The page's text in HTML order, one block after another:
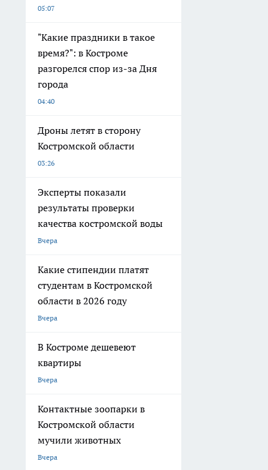
05:07
"Какие праздники в такое
время?": в Костроме
разгорелся спор из-за Дня
города
04:40
Дроны летят в сторону
Костромской области
03:26
Эксперты показали
результаты проверки
качества костромской воды
Вчера
Какие стипендии платят
студентам в Костромской
области в 2026 году
Вчера
В Костроме дешевеют
квартиры
Вчера
Контактные зоопарки в
Костромской области
мучили животных
Вчера